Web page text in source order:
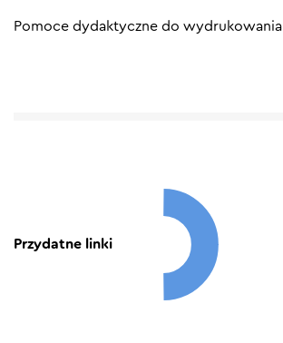
Pomoce dydaktyczne do wydrukowania
Przydatne linki